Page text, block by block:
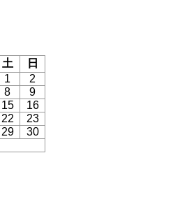
土
日
1
2
8
9
15
16
22
23
29
30